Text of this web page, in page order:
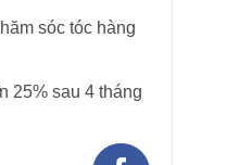
sóc tóc hàng
25% sau 4 tháng